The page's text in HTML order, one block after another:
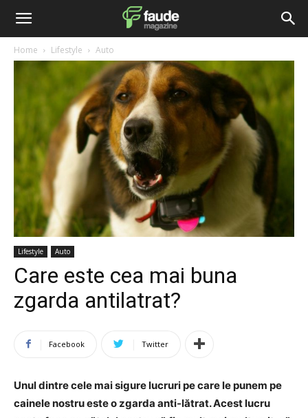
Home Lifestyle Auto
Lifestyle Auto
Care este cea mai buna
zgarda antilatrat?
Facebook Twitter
Unul dintre cele mai sigure lucruri pe care le punem pe
cainele nostru este o zgarda anti-lătrat. Acest lucru